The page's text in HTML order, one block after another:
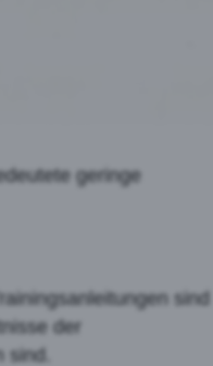
geringe
sind
der